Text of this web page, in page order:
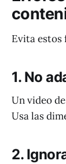
Evita estos
1. No
Un video
Usa las
2.